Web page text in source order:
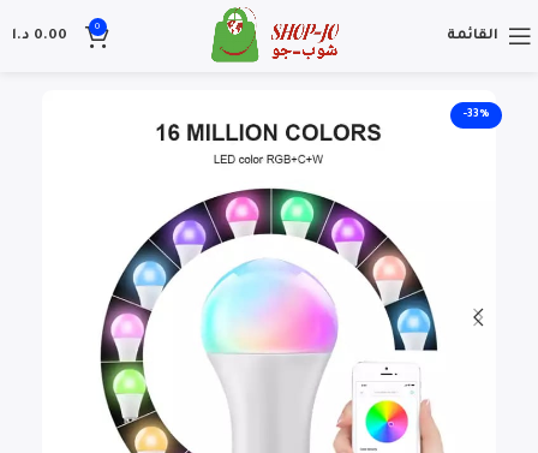
القائمة
0
0.00 د.ا
-33%